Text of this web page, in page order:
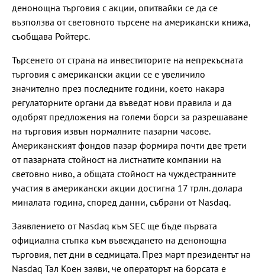
денонощна търговия с акции, опитвайки се да се
възползва от световното търсене на американски книжа,
съобщава Ройтерс.
Търсенето от страна на инвеститорите на непрекъсната
търговия с американски акции се е увеличило
значително през последните години, което накара
регулаторните органи да въведат нови правила и да
одобрят предложения на големи борси за разрешаване
на търговия извън нормалните пазарни часове.
Американският фондов пазар формира почти две трети
от пазарната стойност на листнатите компании на
световно ниво, а общата стойност на чуждестранните
участия в американски акции достигна 17 трлн. долара
миналата година, според данни, събрани от Nasdaq.
Заявлението от Nasdaq към SEC ще бъде първата
официална стъпка към въвеждането на денонощна
търговия, пет дни в седмицата. През март президентът на
Nasdaq Тал Коен заяви, че операторът на борсата е